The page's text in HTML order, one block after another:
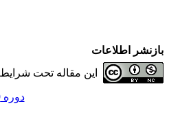
بازنشر اطلاعات
این مقاله تحت شرایط
دوره 19، شماره 3 - ( پاییز 1396 )